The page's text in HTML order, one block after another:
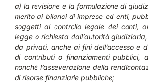
a) la revisione e la formulazione di
merito ai bilanci di imprese ed enti,
soggetti al controllo legale dei conti,
legge o richiesta dall’autorità
da privati, anche ai fini dell’accesso e
di contributi o finanziamenti pubblici,
nonché l’asseverazione della
di risorse finanziarie pubbliche;